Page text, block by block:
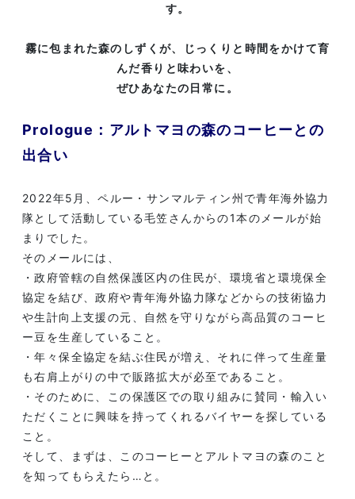
す。
霧に包まれた森のしずくが、じっくりと時間をかけて育
んだ香りと味わいを、
ぜひあなたの日常に。
Prologue：アルトマヨの森のコーヒーとの
出合い
2022年5月、ペルー・サンマルティン州で青年海外協力
隊として活動している毛笠さんからの1本のメールが始
まりでした。
そのメールには、
・政府管轄の自然保護区内の住民が、環境省と環境保全
協定を結び、政府や青年海外協力隊などからの技術協力
や生計向上支援の元、自然を守りながら高品質のコーヒ
ー豆を生産していること。
・年々保全協定を結ぶ住民が増え、それに伴って生産量
も右肩上がりの中で販路拡大が必至であること。
・そのために、この保護区での取り組みに賛同・輸入い
ただくことに興味を持ってくれるバイヤーを探している
こと。
そして、まずは、このコーヒーとアルトマヨの森のこと
を知ってもらえたら…と。